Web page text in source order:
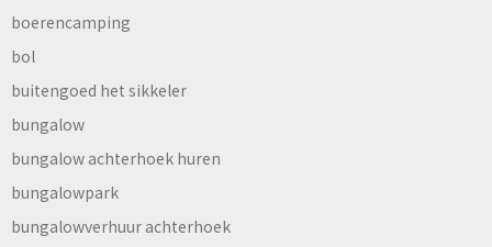
boerencamping
bol
buitengoed het sikkeler
bungalow
bungalow achterhoek huren
bungalowpark
bungalowverhuur achterhoek